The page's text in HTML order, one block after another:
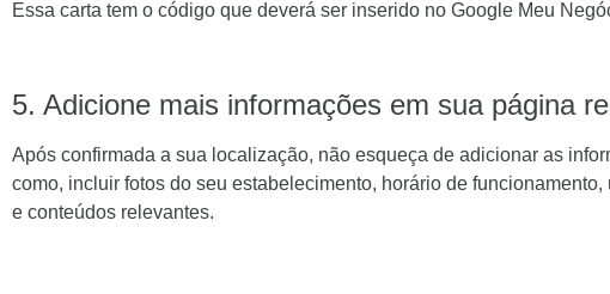
Essa carta tem o código que deverá ser inserido no Google Meu
5. Adicione mais informações em sua página
Após confirmada a sua localização, não esqueça de adicionar as
como, incluir fotos do seu estabelecimento, horário de
e conteúdos relevantes.